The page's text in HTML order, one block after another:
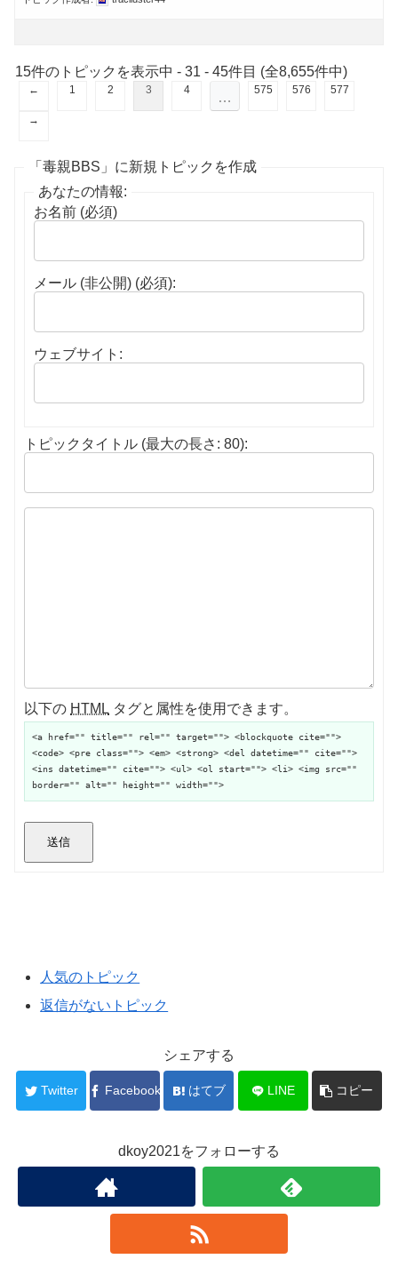
15件のトピックを表示中 - 31 - 45件目 (全8,655件中)
← 1 2 3 4 … 575 576 577
→
「毒親BBS」に新規トピックを作成
あなたの情報:
お名前 (必須)
メール (非公開) (必須):
ウェブサイト:
トピックタイトル (最大の長さ: 80):
以下の HTML タグと属性を使用できます。
<a href="" title="" rel="" target=""> <blockquote cite="">
<code> <pre class=""> <em> <strong> <del datetime="" cite="">
<ins datetime="" cite=""> <ul> <ol start=""> <li> <img src=""
border="" alt="" height="" width="">
送信
人気のトピック
返信がないトピック
シェアする
Twitter Facebook はてブ LINE コピー
dkoy2021をフォローする